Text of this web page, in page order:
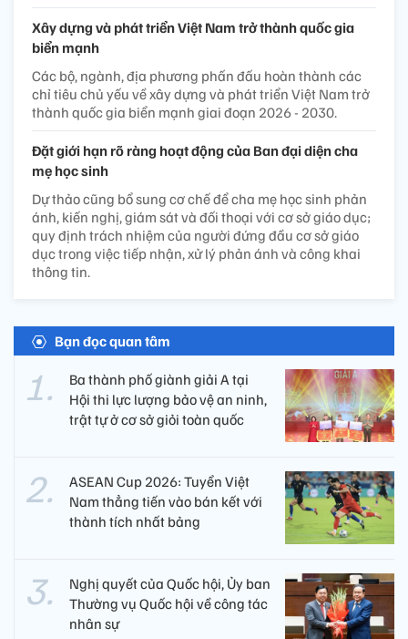
Xây dựng và phát triển Việt Nam trở thành quốc gia
biển mạnh
Các bộ, ngành, địa phương phấn đấu hoàn thành các
chỉ tiêu chủ yếu về xây dựng và phát triển Việt Nam trở
thành quốc gia biển mạnh giai đoạn 2026 - 2030.
Đặt giới hạn rõ ràng hoạt động của Ban đại diện cha
mẹ học sinh
Dự thảo cũng bổ sung cơ chế để cha mẹ học sinh phản
ánh, kiến nghị, giám sát và đối thoại với cơ sở giáo dục;
quy định trách nhiệm của người đứng đầu cơ sở giáo
dục trong việc tiếp nhận, xử lý phản ánh và công khai
thông tin.
Bạn đọc quan tâm
Ba thành phố giành giải A tại
Hội thi lực lượng bảo vệ an ninh,
trật tự ở cơ sở giỏi toàn quốc
ASEAN Cup 2026: Tuyển Việt
Nam thẳng tiến vào bán kết với
thành tích nhất bảng
Nghị quyết của Quốc hội, Ủy ban
Thường vụ Quốc hội về công tác
nhân sự